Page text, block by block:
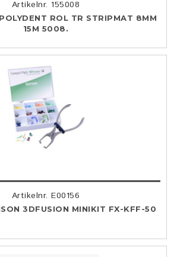
Artikelnr. 155008
ROL TR STRIPMAT 8MM
15M 5008.
Artikelnr. E00156
3DFUSION MINIKIT FX-KFF-50